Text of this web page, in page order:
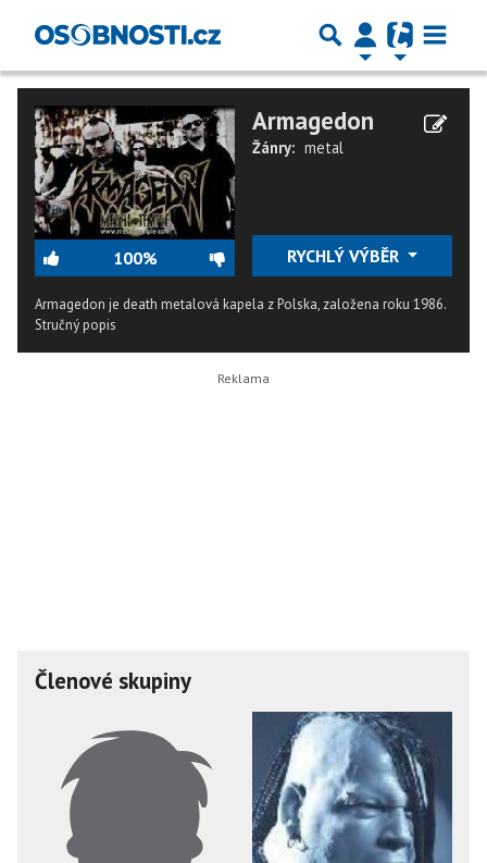
100%
Armagedon
Žánry: metal
RYCHLÝ VÝBĚR
Armagedon je death metalová kapela z Polska, založena roku 1986.
Stručný popis
Členové skupiny